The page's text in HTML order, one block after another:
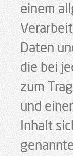
einem
Daten
die bei
zum
und
Inhalt